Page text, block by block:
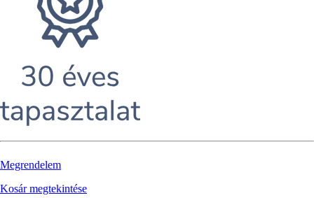
Megrendelem
Kosár megtekintése